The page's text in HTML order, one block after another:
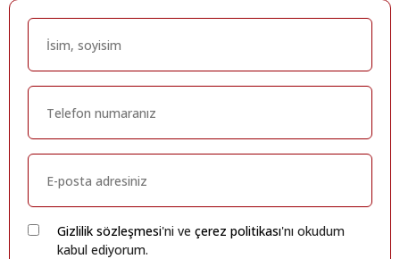
Gizlilik sözleşmesi'ni ve çerez politikası'nı okudum
kabul ediyorum.